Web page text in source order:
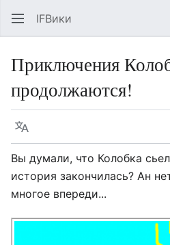
IFВики
Приключения
продолжаются!
Язык
Вы думали, что Колобка
история закончилась? Ан
многое впереди...